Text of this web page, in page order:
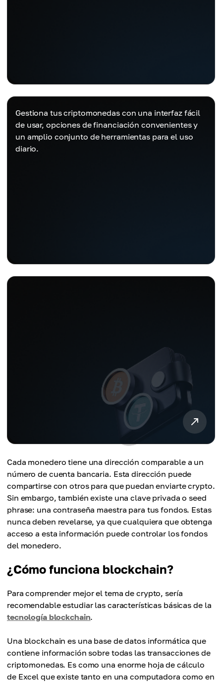
Gestiona tus criptomonedas con una interfaz fácil
de usar, opciones de financiación convenientes y
un amplio conjunto de herramientas para el uso
diario.
Cada monedero tiene una dirección comparable a un
número de cuenta bancaria. Esta dirección puede
compartirse con otros para que puedan enviarte crypto.
Sin embargo, también existe una clave privada o seed
phrase: una contraseña maestra para tus fondos. Estas
nunca deben revelarse, ya que cualquiera que obtenga
acceso a esta información puede controlar los fondos
del monedero.
¿Cómo funciona blockchain?
Para comprender mejor el tema de crypto, sería
recomendable estudiar las características básicas de la
tecnología blockchain.
Una blockchain es una base de datos informática que
contiene información sobre todas las transacciones de
criptomonedas. Es como una enorme hoja de cálculo
de Excel que existe tanto en una computadora como en